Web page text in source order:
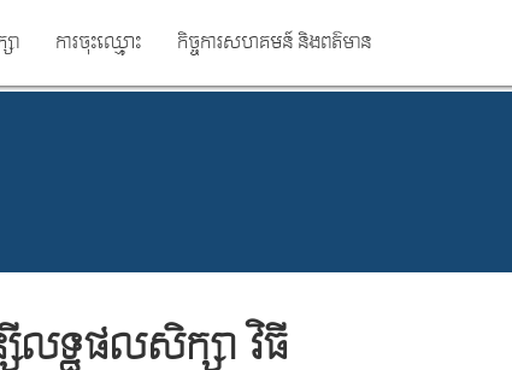
ា ការចុះឈ្មោះ កិច្ចការសហគមន៍ និងពត៌មាន
ស៊ីលទ្ធផលសិក្សា វិធី